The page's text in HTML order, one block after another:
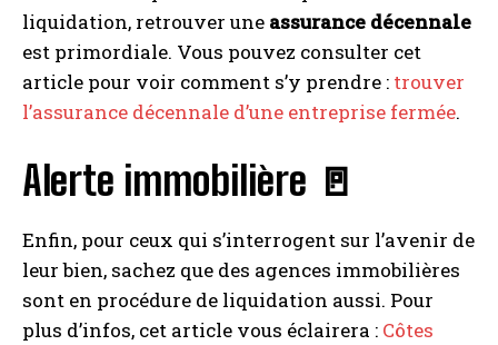
liquidation, retrouver une assurance décennale
est primordiale. Vous pouvez consulter cet
article pour voir comment s’y prendre : trouver
l’assurance décennale d’une entreprise fermée.
Alerte immobilière 🚪
Enfin, pour ceux qui s’interrogent sur l’avenir de
leur bien, sachez que des agences immobilières
sont en procédure de liquidation aussi. Pour
plus d’infos, cet article vous éclairera : Côtes